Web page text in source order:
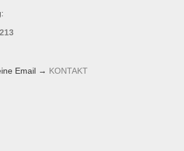
Email → KONTAKT